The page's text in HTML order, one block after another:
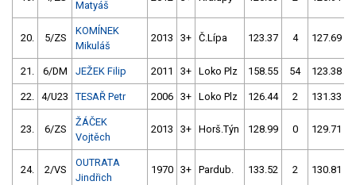
Matyáš
20. 5/ZS
KOMÍNEK
Mikuláš
2013 3+ Č.Lípa 123.37 4 127.69
21. 6/DM JEŽEK Filip 2011 3+ Loko Plz 158.55 54 123.38
22. 4/U23 TESAŘ Petr 2006 3+ Loko Plz 126.44 2 131.33
23. 6/ZS
ŽÁČEK
Vojtěch
2013 3+ Horš.Týn 128.99 0 129.71
24. 2/VS
OUTRATA
Jindřich
1970 3+ Pardub. 133.52 2 130.81